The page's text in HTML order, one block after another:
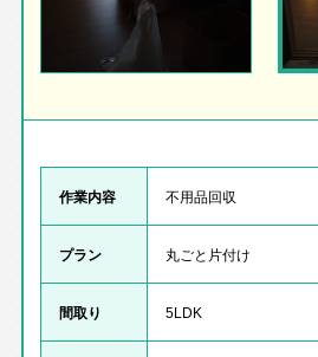
作業内容 不用品回収
プラン 丸ごと片付け
間取り 5LDK